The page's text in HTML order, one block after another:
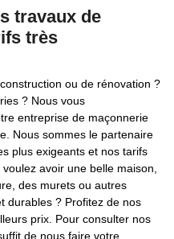
travaux de
très
ou de rénovation ?
? Nous vous
entreprise de maçonnerie
Nous sommes le partenaire
plus exigeants et nos tarifs
avoir une belle maison,
des murets ou autres
durables ? Profitez de nos
prix. Pour consulter nos
de nous faire votre